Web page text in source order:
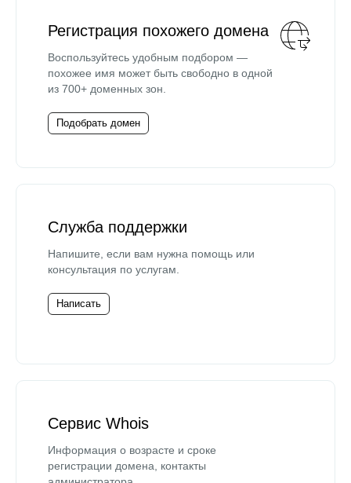
Регистрация похожего домена
Воспользуйтесь удобным подбором —
похожее имя может быть свободно в одной
из 700+ доменных зон.
Подобрать домен
Служба поддержки
Напишите, если вам нужна помощь или
консультация по услугам.
Написать
Сервис Whois
Информация о возрасте и сроке
регистрации домена, контакты